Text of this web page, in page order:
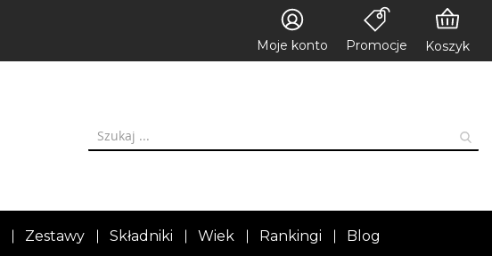
Moje konto Promocje Koszyk
Zestawy Składniki Wiek Rankingi Blog